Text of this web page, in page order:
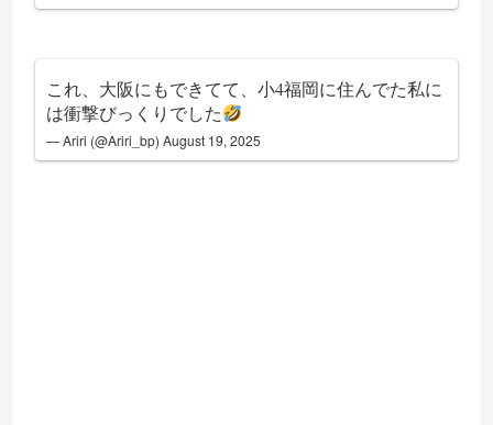
これ、大阪にもできてて、小4福岡に住んでた私に
は衝撃びっくりでした
— Ariri (@Ariri_bp)August 19, 2025